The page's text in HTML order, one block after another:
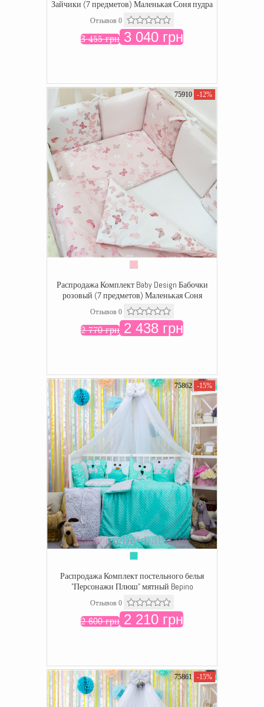
Зайчики (7 предметов) Маленькая Соня пудра
Отзывов 0
3 455 грн 3 040 грн
75910 -12%
Распродажа Комплект Baby Design Бабочки
розовый (7 предметов) Маленькая Соня
Отзывов 0
2 770 грн 2 438 грн
75862 -15%
Распродажа Комплект постельного белья
"Персонажи Плюш" мятный Bepino
Отзывов 0
2 600 грн 2 210 грн
75861 -15%